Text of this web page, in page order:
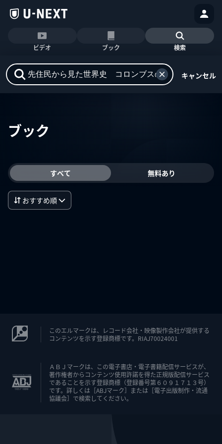
ビデオ ブック 検索
キャンセル
ブック
すべて 無料あり
おすすめ順
このエルマークは、レコード会社・映像製作会社が提供する
コンテンツを示す登録商標です。RIAJ70024001
ＡＢＪマークは、この電子書店・電子書籍配信サービスが、
著作権者からコンテンツ使用許諾を得た正規版配信サービス
であることを示す登録商標（登録番号第６０９１７１３号）
です。詳しくは［ABJマーク］または［電子出版制作・流通
協議会］で検索してください。